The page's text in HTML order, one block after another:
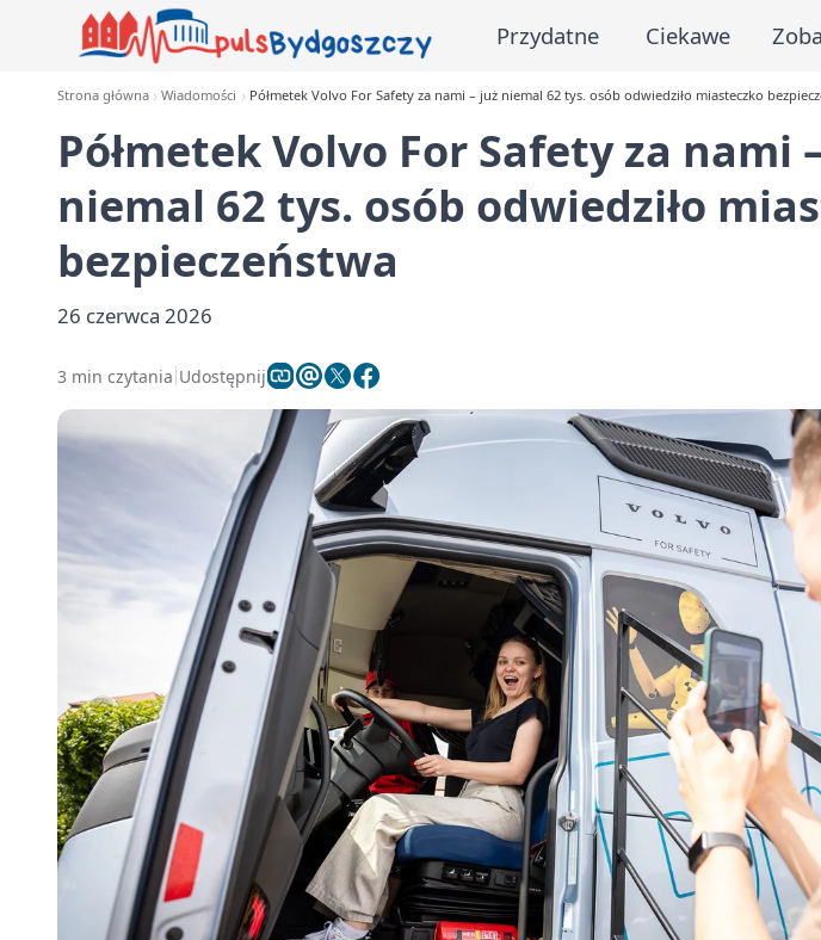
Przydatne Ciekawe
Strona główna Wiadomości Półmetek Volvo For Safety za nami – już niemal 62 tys. osób odwiedziło miasteczko
Półmetek Volvo For Safety za nami
niemal 62 tys. osób odwiedziło
bezpieczeństwa
26 czerwca 2026
3 min czytania Udostępnij